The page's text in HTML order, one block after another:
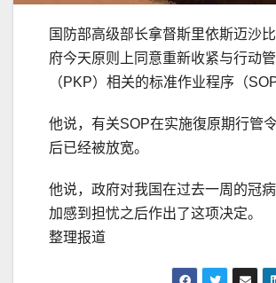
国防部高级部长拿督斯里依斯迈沙
府今天原则上同意重新收紧与行动
（PKP）相关的标准作业程序（SOP
他说，有关SOP在实施復原期行管
后已经被放宽。
他说，政府对我国在过去一周的冠
加感到担忧之后作出了这项决定。
整理报道